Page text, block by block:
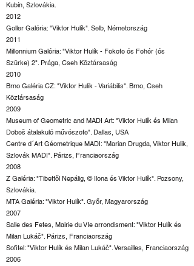
Kubín, Szlovákia.
2012
Goller Galéria: "Viktor Hulík". Selb, Németország
2011
Millennium Galéria: "Viktor Hulík - Fekete és Fehér (és
Szürke) 2". Prága, Cseh Köztársaság
2010
Brno Galéria CZ: "Viktor Hulík - Variábilis". Brno, Cseh
Köztársaság
2009
Museum of Geometric and MADI Art: "Viktor Hulík és Milan
Dobeš átalakuló művészete". Dallas, USA
Centre d´Art Géometrique MADI: "Marian Drugda, Viktor Hulik,
Szlovák MADI". Párizs, Franciaország
2008
Z Galéria: "Tibettől Nepálig, © Ilona és Viktor Hulík". Pozsony,
Szlovákia.
MTA Galéria: "Viktor Hulík". Győr, Magyarország
2007
Salle des Fetes, Mairie du VIe arrondisment: "Viktor Hulík és
Milan Lukáč". Párizs, Franciaország
Sofitel: "Viktor Hulík és Milan Lukáč". Versailles, Franciaország
2006